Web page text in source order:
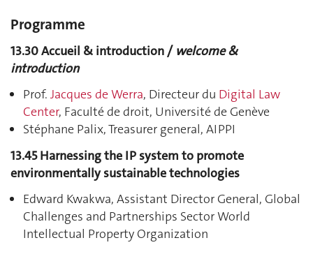
Programme
13.30 Accueil & introduction / welcome &
introduction
Prof. Jacques de Werra, Directeur du Digital Law
Center, Faculté de droit, Université de Genève
Stéphane Palix, Treasurer general, AIPPI
13.45 Harnessing the IP system to promote
environmentally sustainable technologies
Edward Kwakwa, Assistant Director General, Global
Challenges and Partnerships Sector World
Intellectual Property Organization